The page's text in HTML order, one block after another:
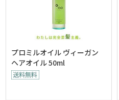
プロミルオイル ヴィーガン
ヘアオイル 50ml